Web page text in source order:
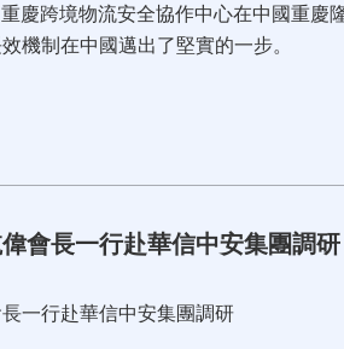
慶跨境物流安全協作中心在中國重慶
機制在中國邁出了堅實的一步。
會長一行赴華信中安集團調研
一行赴華信中安集團調研